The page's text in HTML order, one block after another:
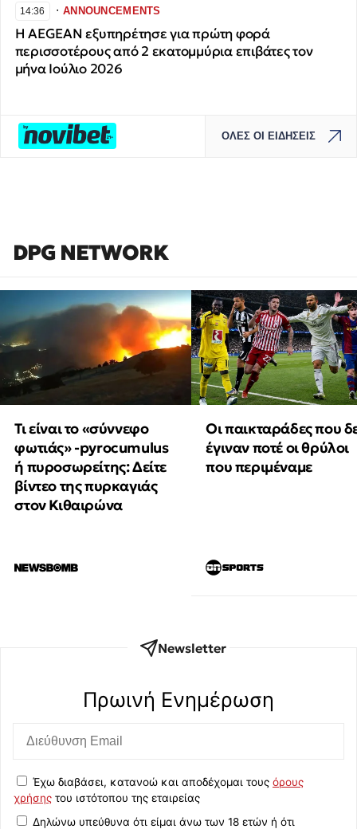
14:36 ∙ANNOUNCEMENTS
Η AEGEAN εξυπηρέτησε για πρώτη φορά
περισσοτέρους από 2 εκατομμύρια επιβάτες τον
μήνα Ιούλιο 2026
ΟΛΕΣ ΟΙ ΕΙΔΗΣΕΙΣ
DPG NETWORK
Τι είναι το «σύννεφο
φωτιάς» -pyrocumulus
ή πυροσωρείτης: Δείτε
βίντεο της πυρκαγιάς
στον Κιθαιρώνα
Οι παικταράδες που
έγιναν ποτέ οι θρύλοι
που περιμέναμε
Newsletter
Πρωινή Eνημέρωση
Έχω διαβάσει, κατανοώ και αποδέχομαι τους όρους
χρήσης του ιστότοπου της εταιρείας
Δηλώνω υπεύθυνα ότι είμαι άνω των 18 ετών ή ότι